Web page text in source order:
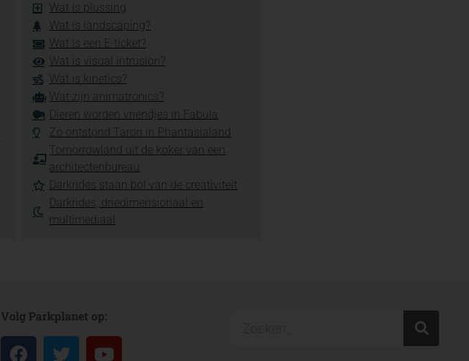
Wat is plussing
Wat is landscaping?
Wat is een E-ticket?
Wat is visual intrusion?
Wat is kinetics?
Wat zijn animatronics?
Dieren worden vriendjes in Fabula
Zo ontstond Taron in Phantasialand
Tomorrowland uit de koker van een
architectenbureau
Darkrides staan bol van de creativiteit
Darkrides, driedimensionaal en
multimediaal
Volg Parkplanet op: